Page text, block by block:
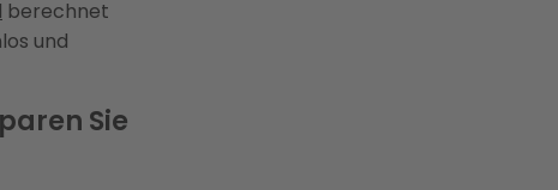
berechnet
und
Sie